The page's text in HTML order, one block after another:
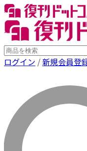
ログイン /新規会員登